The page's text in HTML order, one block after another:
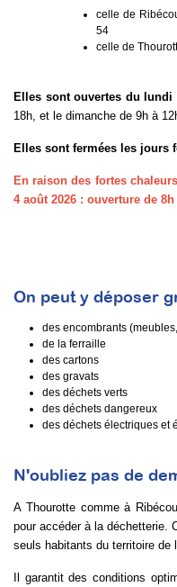
celle de
54
celle de
Elles sont ouvertes du lundi
18h, et le dimanche de 9h à
Elles sont fermées les jours
En raison des fortes
4 août 2026 : ouverture de
On peut y déposer
des encombrants
de la ferraille
des cartons
des gravats
des déchets verts
des déchets dangereux
des déchets électriques et
N'oubliez pas de
A Thourotte comme à
pour accéder à la déchetterie.
seuls habitants du territoire de
Il garantit des conditions